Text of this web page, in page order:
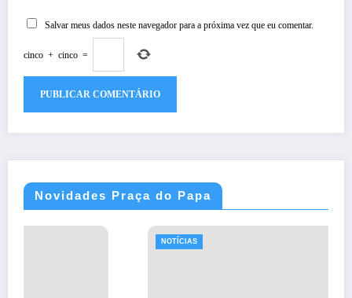
Salvar meus dados neste navegador para a próxima vez que eu comentar.
cinco + cinco =
Novidades Praça do Papa